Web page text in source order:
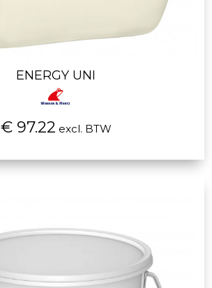
ENERGY UNI
€ 97.22 excl. BTW